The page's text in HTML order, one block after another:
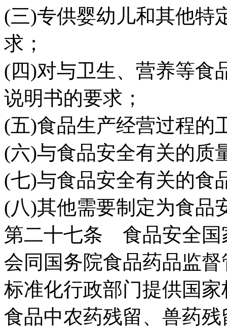
(三)专供婴幼儿和其他特
求；
(四)对与卫生、营养等食
说明书的要求；
(五)食品生产经营过程的
(六)与食品安全有关的质
(七)与食品安全有关的食
(八)其他需要制定为食品
第二十七条 食品安全国
会同国务院食品药品监
标准化行政部门提供国
食品中农药残留、兽药